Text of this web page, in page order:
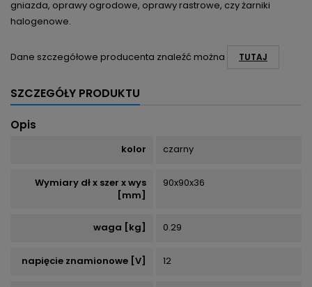
gniazda, oprawy ogrodowe, oprawy rastrowe, czy żarniki
halogenowe.
Dane szczegółowe producenta znaleźć można TUTAJ
SZCZEGÓŁY PRODUKTU
Opis
kolor czarny
Wymiary dł x szer x wys
[mm]
90x90x36
waga [kg] 0.29
napięcie znamionowe [V] 12